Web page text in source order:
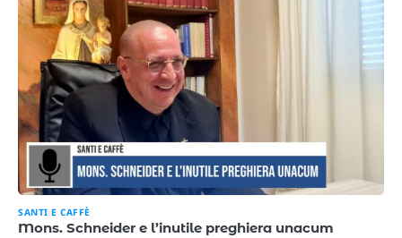
SANTI E CAFFÈ
Mons. Schneider e l’inutile preghiera unacum